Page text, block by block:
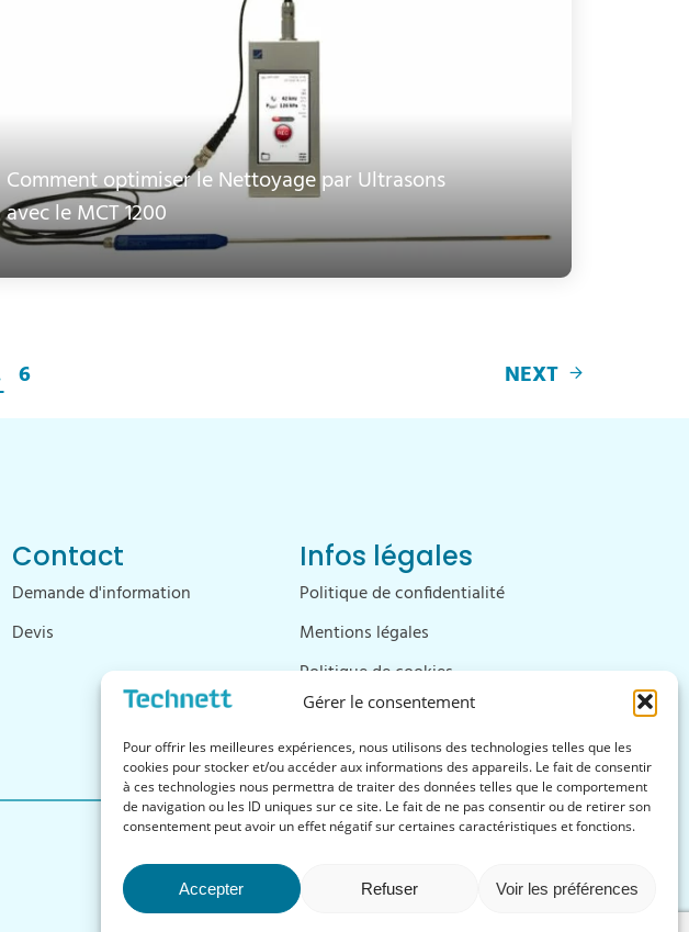
Gérer le consentement
Pour offrir les meilleures expériences, nous utilisons des technologies telles que les
cookies pour stocker et/ou accéder aux informations des appareils. Le fait de consentir
à ces technologies nous permettra de traiter des données telles que le comportement
de navigation ou les ID uniques sur ce site. Le fait de ne pas consentir ou de retirer son
consentement peut avoir un effet négatif sur certaines caractéristiques et fonctions.
Accepter Refuser Voir les préférences
Comment optimiser le Nettoyage par Ultrasons
avec le MCT 1200
6 NEXT
Contact
Demande d'information
Devis
Infos légales
Politique de confidentialité
Mentions légales
Politique de cookies